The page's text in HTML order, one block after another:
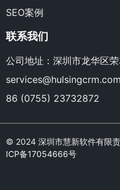
SEO案例
联系我们
公司地址：深圳市龙华区
services@hulsingcrm.com
86 (0755) 23732872
© 2024 深圳市慧新软件有
ICP备17054666号